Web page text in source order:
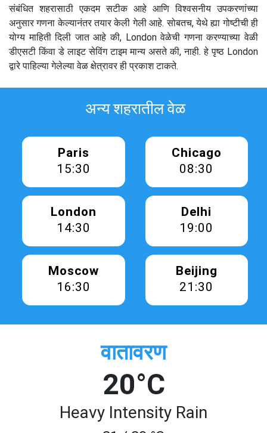
संबंधित शहरासाठी एकदम सटीक आहे आणि विश्वसनीय उपकरणांच्या
अनुसार गणना केल्यानंतर तयार केली गेली आहे. सोबतच, येथे ह्या गोष्टीची ही
योग्य माहिती दिली जात आहे की, London वेळेची गणना करण्याच्या वेळी
डीएसटी किंवा डे लाइट सेविंग टाइम मान्य असते की, नाही. हे पृष्ठ London
द्वारे पाहिल्या गेलेल्या वेळ क्षेत्रावर ही प्रकाश टाकते.
अन्य शहरातील वेळ
Paris
15:30
Chicago
08:30
London
14:30
Delhi
19:00
Moscow
16:30
Beijing
21:30
वातावरण
20°C
Heavy Intensity Rain